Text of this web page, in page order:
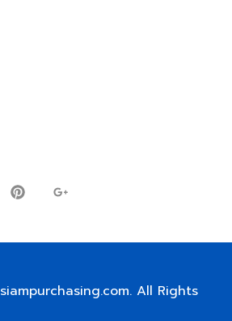
siampurchasing.com. All Rights